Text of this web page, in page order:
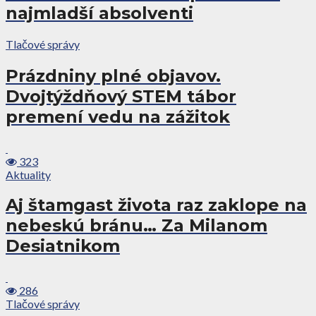
najmladší absolventi
Tlačové správy
Prázdniny plné objavov.
Dvojtýždňový STEM tábor
premení vedu na zážitok
323
Aktuality
Aj štamgast života raz zaklope na
nebeskú bránu… Za Milanom
Desiatnikom
286
Tlačové správy